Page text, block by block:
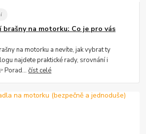
na motorku: Co je pro vás
na motorku a nevíte, jak vybrat ty
najdete praktické rady, srovnání i
Porad...číst celé